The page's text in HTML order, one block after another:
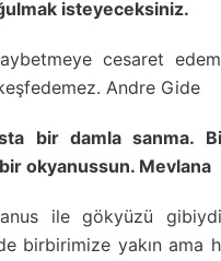
isteyeceksiniz.
cesaret
Andre Gide
bir damla sanma.
okyanussun. Mevlana
ile gökyüzü
birbirimize yakın ama